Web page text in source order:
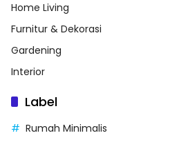
Home Living
Furnitur & Dekorasi
Gardening
Interior
Label
Rumah Minimalis